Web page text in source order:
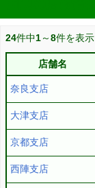
24件中1～8件を表示
店舗名
奈良支店
大津支店
京都支店
西陣支店